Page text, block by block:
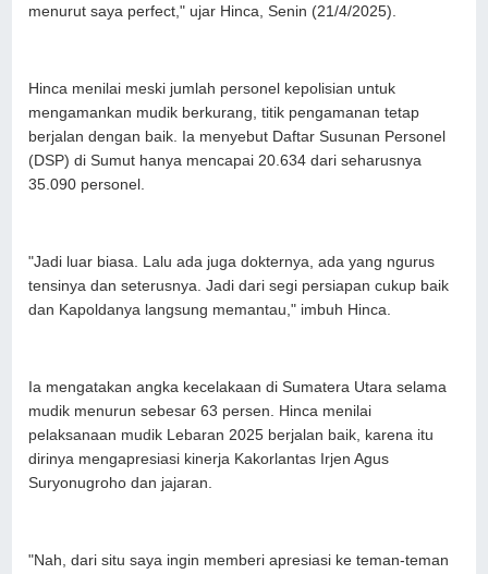
menurut saya perfect," ujar Hinca, Senin (21/4/2025).
Hinca menilai meski jumlah personel kepolisian untuk
mengamankan mudik berkurang, titik pengamanan tetap
berjalan dengan baik. Ia menyebut Daftar Susunan Personel
(DSP) di Sumut hanya mencapai 20.634 dari seharusnya
35.090 personel.
"Jadi luar biasa. Lalu ada juga dokternya, ada yang ngurus
tensinya dan seterusnya. Jadi dari segi persiapan cukup baik
dan Kapoldanya langsung memantau," imbuh Hinca.
Ia mengatakan angka kecelakaan di Sumatera Utara selama
mudik menurun sebesar 63 persen. Hinca menilai
pelaksanaan mudik Lebaran 2025 berjalan baik, karena itu
dirinya mengapresiasi kinerja Kakorlantas Irjen Agus
Suryonugroho dan jajaran.
"Nah, dari situ saya ingin memberi apresiasi ke teman-teman